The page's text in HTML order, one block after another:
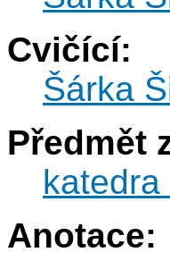
Cvičící:
Šárka
Předmět
Anotace: